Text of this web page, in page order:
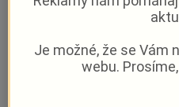
Aktuality Aktuálně
Marie Osvaldová –13. 12.
Je možné, že se Vám
webu.